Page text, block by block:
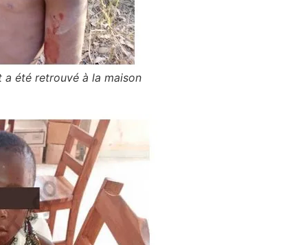
a été retrouvé à la maison